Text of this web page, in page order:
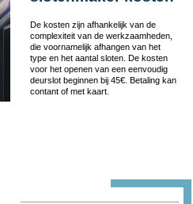
De kosten zijn afhankelijk van de
complexiteit van de werkzaamheden,
die voornamelijk afhangen van het
type en het aantal sloten. De kosten
voor het openen van een eenvoudig
deurslot beginnen bij 45€. Betaling kan
contant of met kaart.